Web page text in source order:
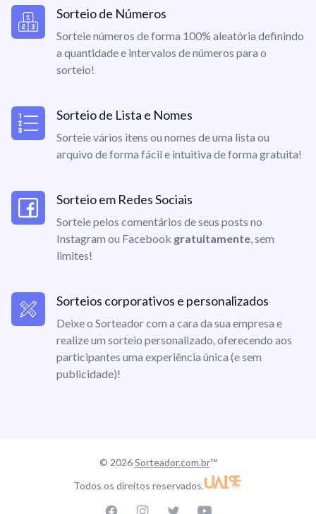
Sorteio de Números
Sorteie números de forma 100% aleatória definindo
a quantidade e intervalos de números para o
sorteio!
Sorteio de Lista e Nomes
Sorteie vários itens ou nomes de uma lista ou
arquivo de forma fácil e intuitiva de forma gratuita!
Sorteio em Redes Sociais
Sorteie pelos comentários de seus posts no
Instagram ou Facebook gratuitamente, sem
limites!
Sorteios corporativos e personalizados
Deixe o Sorteador com a cara da sua empresa e
realize um sorteio personalizado, oferecendo aos
participantes uma experiência única (e sem
publicidade)!
© 2026Sorteador.com.br™
Todos os direitos reservados.